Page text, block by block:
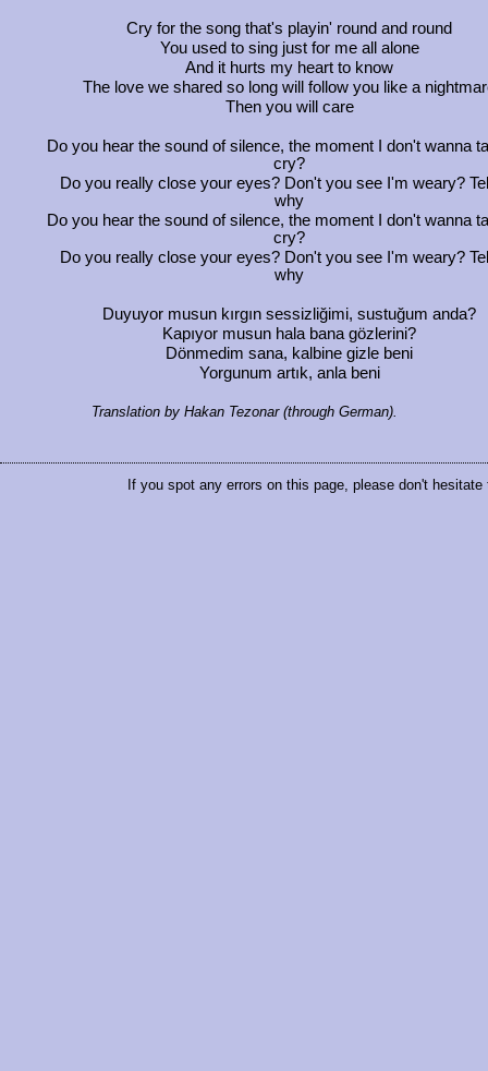
Cry for the song that's playin' round and round
You used to sing just for me all alone
And it hurts my heart to know
The love we shared so long will follow you like a
Then you will care
Do you hear the sound of silence, the moment I don't wanna
cry?
Do you really close your eyes? Don't you see I'm weary?
why
Do you hear the sound of silence, the moment I don't wanna
cry?
Do you really close your eyes? Don't you see I'm weary?
why
Duyuyor musun kırgın sessizliğimi, sustuğum anda?
Kapıyor musun hala bana gözlerini?
Dönmedim sana, kalbine gizle beni
Yorgunum artık, anla beni
Translation by Hakan Tezonar (through German).
If you spot any errors on this page, please don't